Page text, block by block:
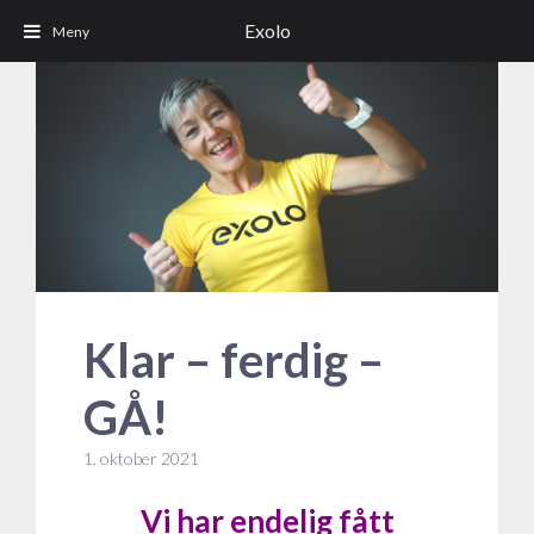
Klar – ferdig –
GÅ!
1. oktober 2021
Vi har endelig fått
Exolo